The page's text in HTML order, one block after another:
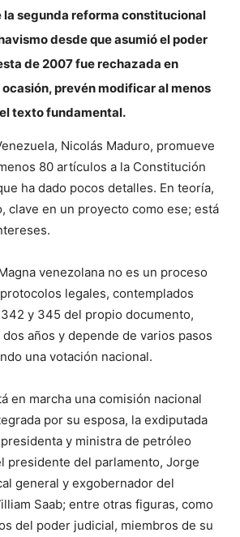
la segunda reforma constitucional
desde que asumió el poder
de 2007 fue rechazada en
prevén modificar al menos
texto fundamental.
Nicolás Maduro, promueve
80 artículos a la Constitución
ha dado pocos detalles. En teoría,
clave en un proyecto como ese; está
venezolana no es un proceso
legales, contemplados
y 345 del propio documento,
años y depende de varios pasos
una votación nacional.
en marcha una comisión nacional
por su esposa, la exdiputada
y ministra de petróleo
presidente del parlamento, Jorge
general y exgobernador del
Saab; entre otras figuras, como
del poder judicial, miembros de su